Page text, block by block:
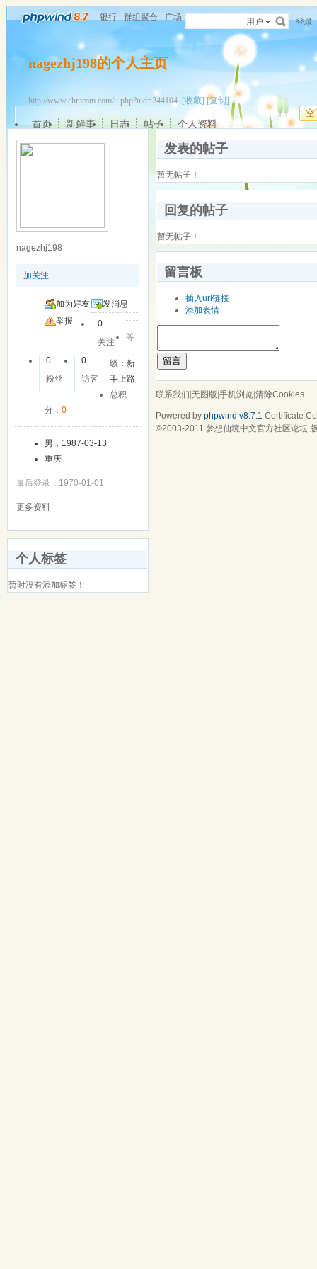
银行 群组聚合 广场 用户 登录
nagezhj198的个人主页
http://www.chnteam.com/u.php?uid=244104 [收藏] [复制]
空
首页 新鲜事 日志 帖子 个人资料
nagezhj198
加关注
加为好友
发消息
举报
0
关注
0
粉丝
0
访客
等
级：新
手上路
总积
分： 0
男，1987-03-13
重庆
最后登录：1970-01-01
更多资料
个人标签
暂时没有添加标签！
发表的帖子
暂无帖子！
回复的帖子
暂无帖子！
留言板
插入url链接
添加表情
留言
联系我们|无图版|手机浏览|清除Cookies
Powered by phpwind v8.7.1 Certificate
©2003-2011 梦想仙境中文官方社区论坛